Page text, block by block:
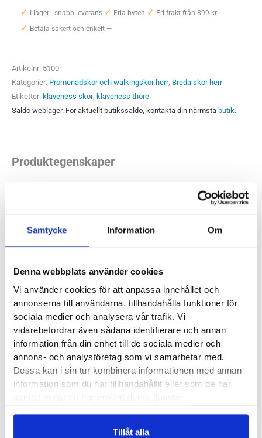
Samtycke Information Om
Denna webbplats använder cookies
Vi använder cookies för att anpassa innehållet och
annonserna till användarna, tillhandahålla funktioner för
sociala medier och analysera vår trafik. Vi
vidarebefordrar även sådana identifierare och annan
information från din enhet till de sociala medier och
annons- och analysföretag som vi samarbetar med.
Dessa kan i sin tur kombinera informationen med annan
information som du har tillhandahållit eller som de har
Tillåt alla
Herr
mängd
✓ I lager - snabb leverans ✓ Fria byten ✓ Fri frakt från 899 kr
✓ Betala säkert och enkelt —
Artikelnr: 5100
Kategorier: Promenadskor och walkingskor herr, Breda skor herr
Etiketter: klaveness skor, klaveness thore
Saldo weblager. För aktuellt butikssaldo, kontakta din närmsta butik.
Produktegenskaper
Klaveness Thore är en bred sko med BOA-snabbsnörning.
Utmärkt val för dig som vill ha en rymlig sko som är både
enkel att kliva i och att stänga. Ovandel i följsamt och mjukt
läder ger en behaglig passform.
Läst:Bred
Material:Nubuck
Klaveness artikelnummer:CF01343
Butiker: Stockholm Hornstull,Stockholm Odengatan,